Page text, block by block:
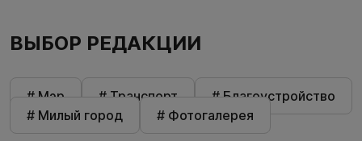
ВЫБОР РЕДАКЦИИ
# Мэр # Транспорт
# Благоустройство
# Милый город
# Фотогалерея